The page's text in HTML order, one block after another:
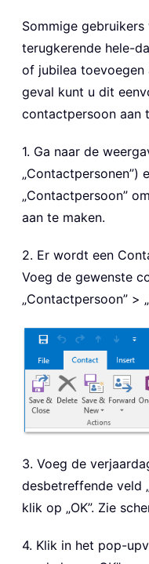
Sommige
terugkerende hele-
of jubilea toevoegen
geval kunt u dit
contactpersoon aan
1. Ga naar de
„Contactpersonen”)
„Contactpersoon”
aan te maken.
2. Er wordt een
Voeg de gewenste
„Contactpersoon” >
3. Voeg de
desbetreffende veld
klik op „OK”. Zie
4. Klik in het pop-